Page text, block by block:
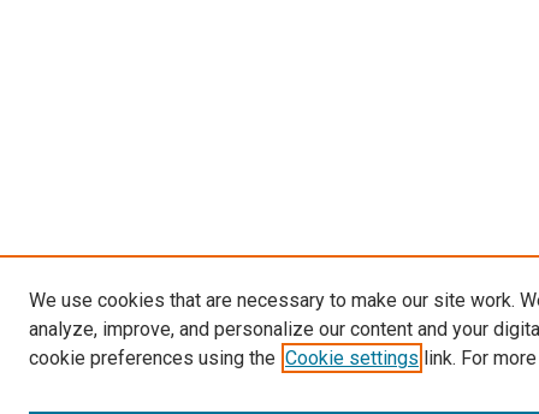
We use cookies that are necessary to make our site work.
analyze, improve, and personalize our content and your
cookie preferences using the Cookie settings link. For